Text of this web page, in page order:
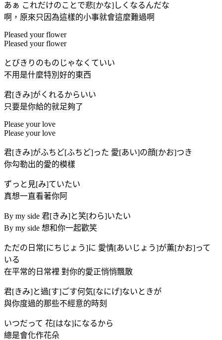
あぁ これだけのことで悲[かな]しくなるんだな
啊，原來只因為這樣的小事就會這麼難過啊
Pleased your flower
Pleased your flower
とびきりのものじゃなくていい
不用是什麼特別好的東西
君[きみ]がくれるからいい
只要是你給的就足夠了
Please your love
Please your love
君[きみ]がふちど[ふちど]った 愛[あい]の顔[かお]つき
你勾勒出的愛的模樣
ずっと見[み]ていたい
真想一直看著你阿
By my side 君[きみ]と笑[わら]いたい
By my side 想和你一起歡笑
ただの日常[にちじょう]に 愛情[あいじょう]が薫[かお]って
いる
在平常的日常裡 對你的愛正悄悄飄散
君[きみ]と過[す]ごす何気[なにげ]ないときが
與你度過的那些不經意的時刻
いつだって 花[はな]になるから
總是會化作花朵